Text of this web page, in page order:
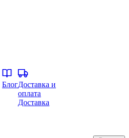
БлогДоставка и
оплата
Доставка